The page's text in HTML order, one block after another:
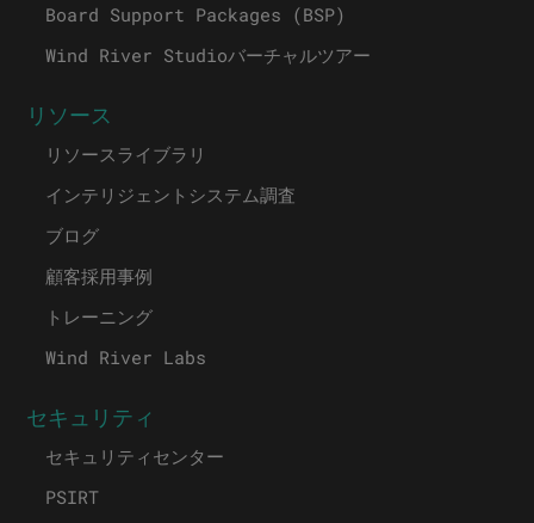
Board Support Packages (BSP)
Wind River Studioバーチャルツアー
リソース
リソースライブラリ
インテリジェントシステム調査
ブログ
顧客採用事例
トレーニング
Wind River Labs
セキュリティ
セキュリティセンター
PSIRT